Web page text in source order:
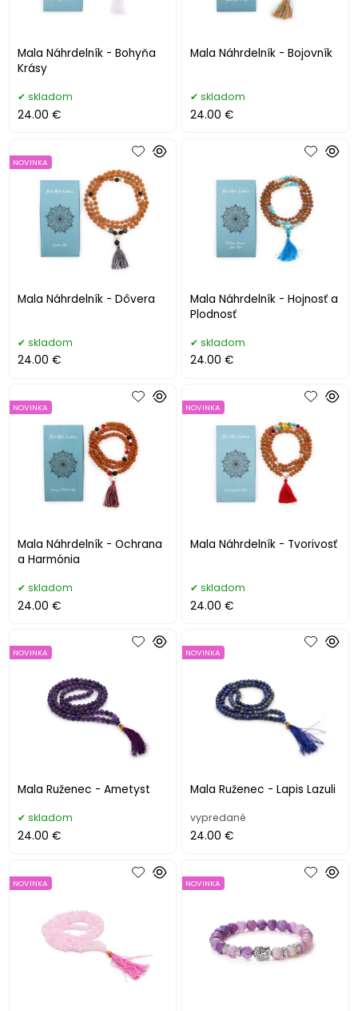
Mala Náhrdelník - Bohyňa
Krásy
skladom
24.00 €
Mala Náhrdelník - Bojovník
skladom
24.00 €
Mala Náhrdelník - Dôvera
NOVINKA
skladom
24.00 €
Mala Náhrdelník - Hojnosť a
Plodnosť
skladom
24.00 €
Mala Náhrdelník - Ochrana
a Harmónia
NOVINKA
skladom
24.00 €
Mala Náhrdelník - Tvorivosť
NOVINKA
skladom
24.00 €
Mala Ruženec - Ametyst
NOVINKA
skladom
24.00 €
Mala Ruženec - Lapis Lazuli
NOVINKA
vypredané
24.00 €
NOVINKA NOVINKA